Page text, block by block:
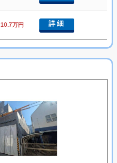
10.7万円 詳細